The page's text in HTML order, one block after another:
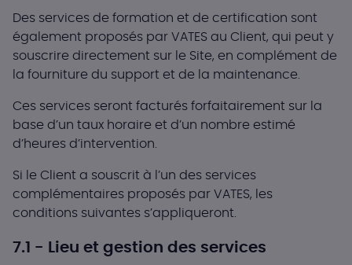
Des services de formation et de certification sont
également proposés par VATES au Client, qui peut y
souscrire directement sur le Site, en complément de
la fourniture du support et de la maintenance.
Ces services seront facturés forfaitairement sur la
base d’un taux horaire et d’un nombre estimé
d’heures d’intervention.
Si le Client a souscrit à l’un des services
complémentaires proposés par VATES, les
conditions suivantes s’appliqueront.
7.1 - Lieu et gestion des services